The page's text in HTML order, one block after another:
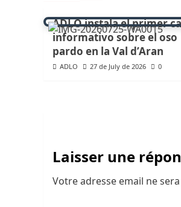
ADLO instala el primer
informativo sobre el oso
pardo en la Val d’Aran
ADLO 27 de July de 2026 0
Laisser une
Votre adresse email ne